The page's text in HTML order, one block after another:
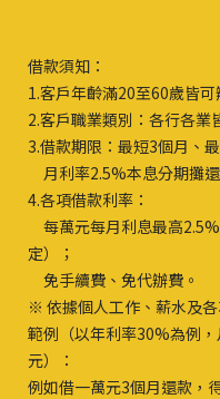
借款須知：
1.客戶年齡滿20至60歲皆可
2.客戶職業類別：各行各業
3.借款期限：最短3個月、
月利率2.5%本息分期攤
4.各項借款利率：
每萬元每月利息最高
定）；
免手續費、免代辦費。
※ 依據個人工作、薪水及
範例（以年利率30%為例
元）：
例如借一萬元3個月還款，